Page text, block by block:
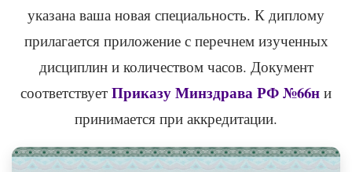
указана ваша новая специальность. К диплому
прилагается приложение с перечнем изученных
дисциплин и количеством часов. Документ
соответствует Приказу Минздрава РФ №66н и
принимается при аккредитации.